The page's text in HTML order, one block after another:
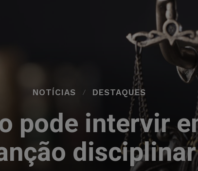
NOTÍCIAS DESTAQUES
pode intervir
disciplinar